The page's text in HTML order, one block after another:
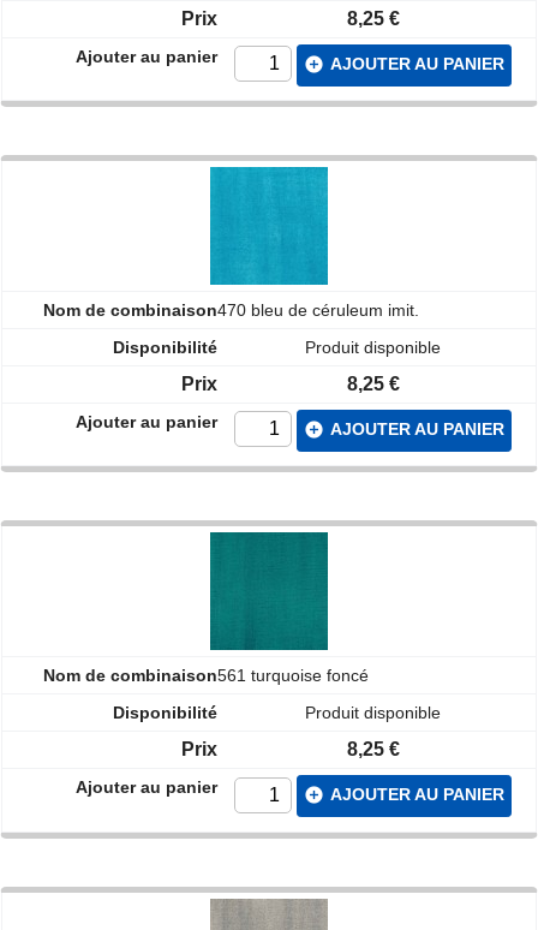
8,25 €
add_circle AJOUTER AU PANIER
470 bleu de céruleum imit.
Produit disponible
8,25 €
add_circle AJOUTER AU PANIER
561 turquoise foncé
Produit disponible
8,25 €
add_circle AJOUTER AU PANIER